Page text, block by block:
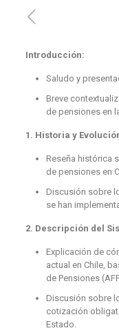
Introducción:
Saludo y
Breve
de pensiones en
1. Historia y
Reseña histórica
de pensiones en
Discusión sobre
se han
2. Descripción del
Explicación de
actual en Chile,
de Pensiones
Discusión sobre
cotización
Estado.